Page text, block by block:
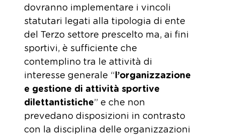
dovranno implementare i vincoli
statutari legati alla tipologia di ente
del Terzo settore prescelto ma, ai fini
sportivi, è sufficiente che
contemplino tra le attività di
interesse generale “l’organizzazione
e gestione di attività sportive
dilettantistiche” e che non
prevedano disposizioni in contrasto
con la disciplina delle organizzazioni